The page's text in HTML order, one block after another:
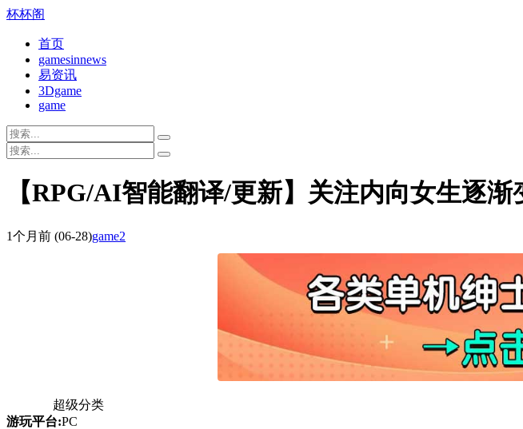
杯杯阁
首页
gamesinnews
易资讯
3Dgame
game
【RPG/AI智能翻译/更新】关注内向女生逐渐
1个月前 (06-28)game2
超级分类
游玩平台:PC